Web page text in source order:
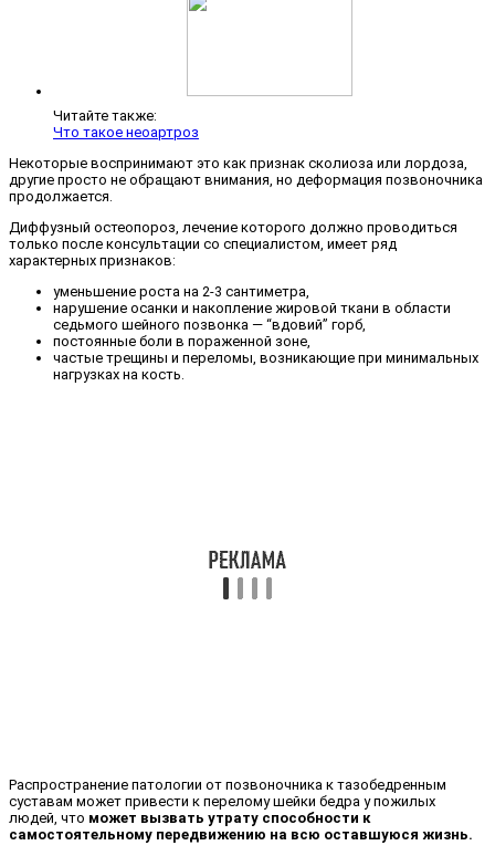
Читайте также:
Что такое неоартроз
Некоторые воспринимают это как признак сколиоза или лордоза,
другие просто не обращают внимания, но деформация позвоночника
продолжается.
Диффузный остеопороз, лечение которого должно проводиться
только после консультации со специалистом, имеет ряд
характерных признаков:
уменьшение роста на 2-3 сантиметра,
нарушение осанки и накопление жировой ткани в области
седьмого шейного позвонка — “вдовий” горб,
постоянные боли в пораженной зоне,
частые трещины и переломы, возникающие при минимальных
нагрузках на кость.
Распространение патологии от позвоночника к тазобедренным
суставам может привести к перелому шейки бедра у пожилых
людей, что может вызвать утрату способности к
самостоятельному передвижению на всю оставшуюся жизнь.